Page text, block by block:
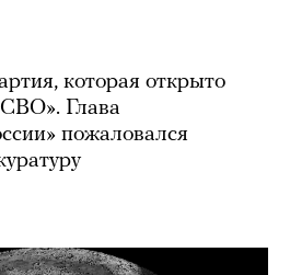
которая открыто
Глава
пожаловался